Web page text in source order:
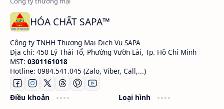
HÓA CHẤT SAPA™
Công ty TNHH Thương Mại Dịch Vụ SAPA
Địa chỉ: 450 Lý Thái Tổ, Phường Vườn Lài, Tp. Hồ Chí Minh
MST: 0301161018
Hotline: 0984.541.045 (Zalo, Viber, Call,...)
Điều khoản
Loại hình